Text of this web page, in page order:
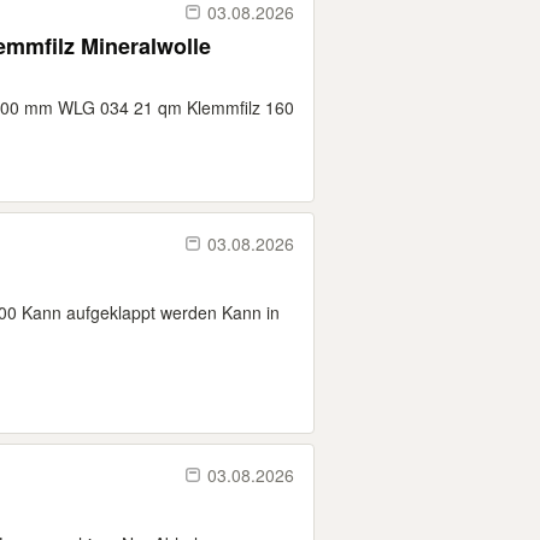
03.08.2026
Mineralwolle
mm WLG 034 21 qm Klemmfilz 160
03.08.2026
Kann aufgeklappt werden Kann in
03.08.2026